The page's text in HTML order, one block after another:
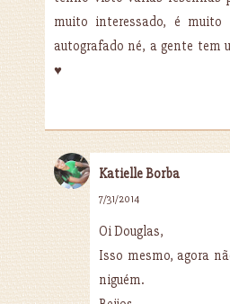
muito interessado, é
autografado né, a gente tem
♥
Katielle Borba
7/31/2014
Oi Douglas,
Isso mesmo, agora
niguém.